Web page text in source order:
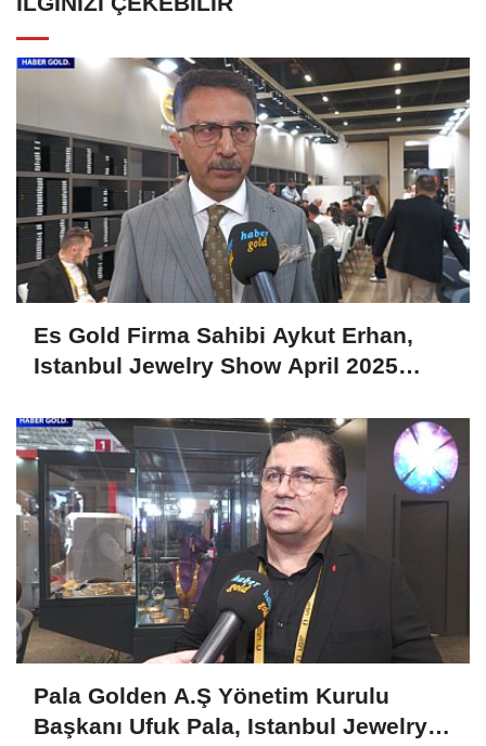
Es Gold Firma Sahibi Aykut Erhan,
Istanbul Jewelry Show April 2025
Pala Golden A.Ş Yönetim Kurulu
Başkanı Ufuk Pala, Istanbul Jewelry